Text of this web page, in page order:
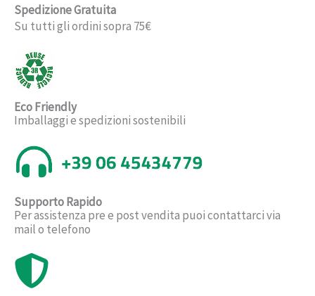
Spedizione Gratuita
Su tutti gli ordini sopra 75€
Eco Friendly
Imballaggi e spedizioni sostenibili
Supporto Rapido
Per assistenza pre e post vendita puoi contattarci via
mail o telefono